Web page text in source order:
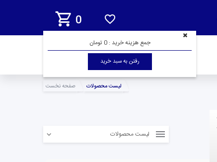
0
جمع هزینه خرید : 0 تومان
رفتن به سبد خرید
صفحه نخست لیست محصولات
لیست محصولات